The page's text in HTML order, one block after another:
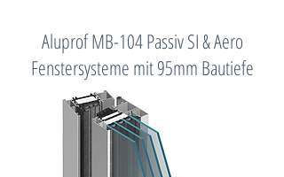
Aluprof MB-104 Passiv SI & Aero
Fenstersysteme mit 95mm Bautiefe